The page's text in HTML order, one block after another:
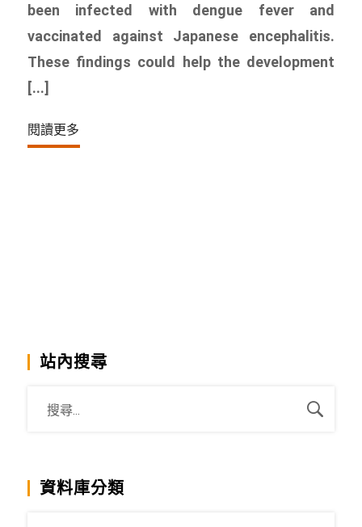
been infected with dengue fever and
vaccinated against Japanese encephalitis.
These findings could help the development
[...]
閱讀更多
站內搜尋
資料庫分類